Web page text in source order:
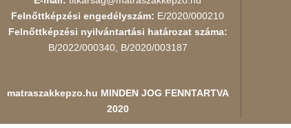
Felnőttképzési engedélyszám: E/2020/000210
Felnőttképzési nyilvántartási határozat száma:
B/2022/000340, B/2020/003187
matraszakkepzo.hu MINDEN JOG FENNTARTVA
2020